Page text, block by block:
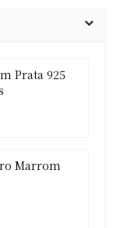
Prata 925
Marrom